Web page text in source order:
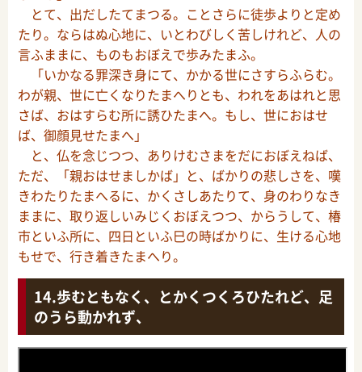
とて、出だしたてまつる。ことさらに徒歩よりと定め
たり。ならはぬ心地に、いとわびしく苦しけれど、人の
言ふままに、ものもおぼえで歩みたまふ。
「いかなる罪深き身にて、かかる世にさすらふらむ。
わが親、世に亡くなりたまへりとも、われをあはれと思
さば、おはすらむ所に誘ひたまへ。もし、世におはせ
ば、御顔見せたまへ」
と、仏を念じつつ、ありけむさまをだにおぼえねば、
ただ、「親おはせましかば」と、ばかりの悲しさを、嘆
きわたりたまへるに、かくさしあたりて、身のわりなき
ままに、取り返しいみじくおぼえつつ、からうして、椿
市といふ所に、四日といふ巳の時ばかりに、生ける心地
もせで、行き着きたまへり。
歩むともなく、とかくつくろひたれど、足
のうら動かれず、